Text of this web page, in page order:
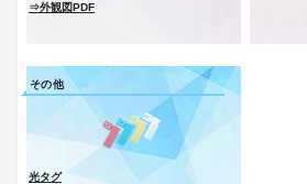
⇒外観図PDF
その他
光タグ